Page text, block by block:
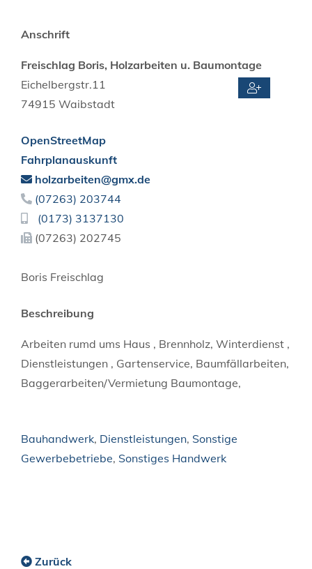
Anschrift
Freischlag Boris, Holzarbeiten u. Baumontage
Eichelbergstr.11
74915 Waibstadt
OpenStreetMap
Fahrplanauskunft
holzarbeiten@gmx.de
(07263) 203744
(01 73) 31371 30
(07263) 202745
Boris Freischlag
Beschreibung
Arbeiten rumd ums Haus , Brennholz, Winterdienst ,
Dienstleistungen , Gartenservice, Baumfällarbeiten,
Baggerarbeiten/Vermietung Baumontage,
Bauhandwerk, Dienstleistungen, Sonstige
Gewerbebetriebe, Sonstiges Handwerk
Zurück